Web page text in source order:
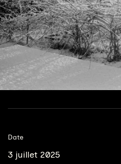
Date
3 juillet 2025